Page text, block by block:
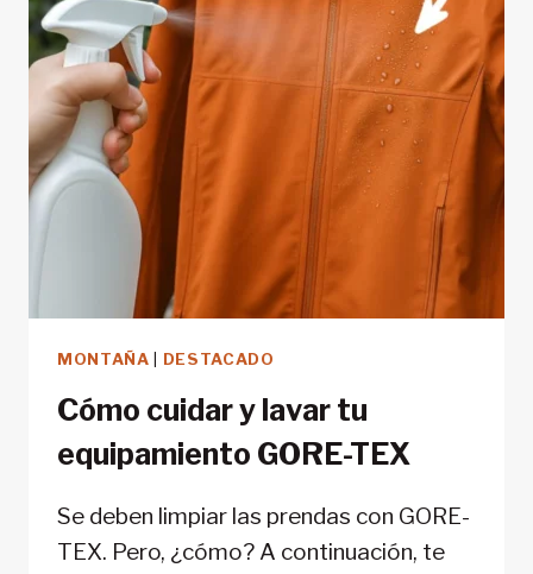
MONTAÑA DESTACADO
Cómo cuidar y lavar tu
equipamiento GORE-TEX
Se deben limpiar las prendas con GORE-
TEX. Pero, ¿cómo? A continuación, te